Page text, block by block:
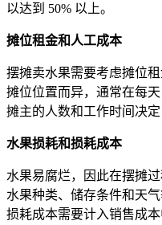
以达到 50% 以上。
摊位租金和人工成本
摆摊卖水果需要考虑摊位
摊位位置而异，通常在每
摊主的人数和工作时间决定
水果损耗和损耗成本
水果易腐烂，因此在摆摊
水果种类、储存条件和天气
损耗成本需要计入销售成本